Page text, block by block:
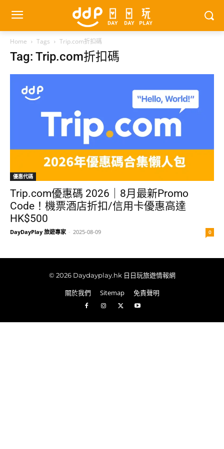
Home Tags Trip.com折扣碼
Tag: Trip.com折扣碼
優惠代碼
Trip.com優惠碼 2026｜8月最新Promo
Code！機票酒店折扣/信用卡優惠高達
HK$500
DayDayPlay 旅遊專家 - 2025-08-09 0
© 2026 Daydayplay.hk 日日玩旅遊情報網
關於我們 Sitemap 免責聲明